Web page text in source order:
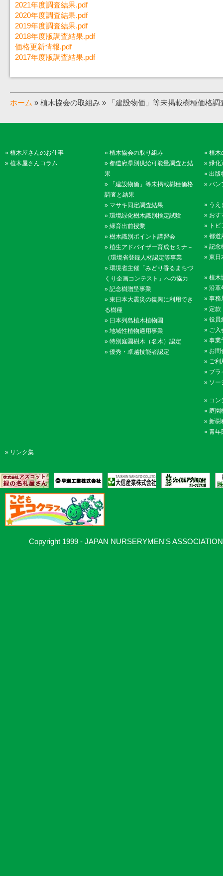
2021年度調査結果.pdf
2020年度調査結果.pdf
2019年度調査結果.pdf
2018年度版調査結果.pdf
価格更新情報.pdf
2017年度版調査結果.pdf
ホーム » 植木協会の取組み » 「建設物価」等未掲載樹種価格調
» 植木屋さんのお仕事
» 植木屋さんコラム
» 植木協会の取り組み
» 都道府県別供給可能量調査と結
果
»
「建設物価」等未掲載樹種価格
調査と結果
» マサキ同定調査結果
» 環境緑化樹木識別検定試験
» 緑育出前授業
» 樹木識別ポイント講習会
» 植生アドバイザー育成セミナ－
（環境省登録人材認定等事業
» 環境省主催「みどり香るまちづ
くり企画コンテスト」への協力
» 記念樹贈呈事業
» 東日本大震災の復興に利用でき
る樹種
» 日本列島植木植物園
» 地域性植物適用事業
» 特別庭園樹木（名木）認定
» 優秀・卓越技能者認定
» 植木
» 緑化
» 出版
» パン
» うえ
» おす
» ト
» 都道
» 記念
» 東日
» 植木
» 沿革
» 事務
» 定款
» 役員
» ご入
» 事業
» お問
» ご利
» プラ
» ソー
» コン
» 庭園
» 新樹
» 青年
» リンク集
Copyright 1999 - JAPAN NURSERYMEN'S